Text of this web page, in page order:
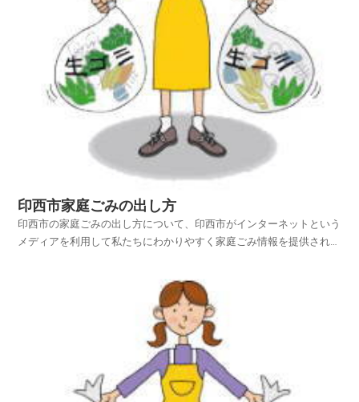
印西市家庭ごみの出し方
印西市の家庭ごみの出し方について、印西市がインターネットという
メディアを利用して私たちにわかりやすく家庭ごみ情報を提供されて
ジを探し、印西市の家庭ごみの出し方を項目別に紹介しておりますの
でご活用いただければ幸いです。平成25年4月1日から...